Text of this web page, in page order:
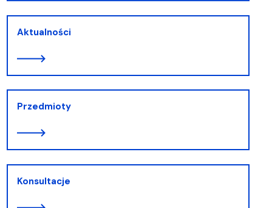
Aktualności
Przedmioty
Konsultacje